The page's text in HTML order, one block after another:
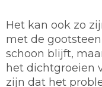
Het kan ook zo
met de
schoon blijft,
het dichtgroeien
zijn dat het